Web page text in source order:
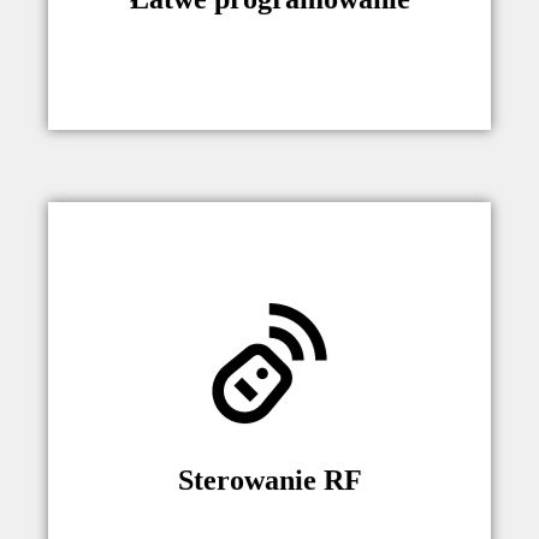
Sterowanie RF
Pilot RF dołączany do podnośnika.
Umożliwia zdalne sterowanie Windą,
bez konieczności wyprowadzania